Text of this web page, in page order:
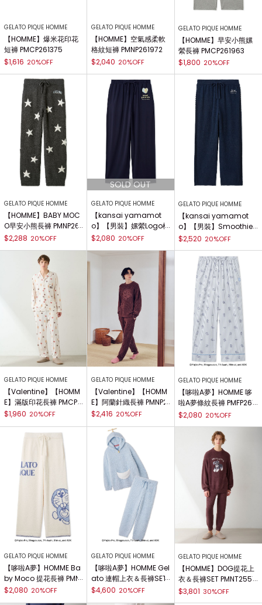
GELATO PIQUE HOMME
【HOMME】爆米花印花
短褲 PMCP261375
$1,616 20%OFF
GELATO PIQUE HOMME
【HOMME】空氣感柔軟
格紋短褲 PMNP261972
$2,040 20%OFF
GELATO PIQUE HOMME
【HOMME】早安小熊嫘
縈長褲 PMCP261963
$1,800 20%OFF
GELATO PIQUE HOMME
【HOMME】BABY MOC
O早安小熊長褲 PMNP261
925
$2,288 20%OFF
GELATO PIQUE HOMME
【kansai yamamot
o】【男裝】嫘縈Logo標
誌長褲 PMCP261243
$2,080 20%OFF
GELATO PIQUE HOMME
【kansai yamamot
o】【男裝】Smoothie
提花長褲 PMNP261027
$2,520 20%OFF
GELATO PIQUE HOMME
【Valentine】【HOMM
E】滿版印花長褲 PMCP2
61345
$1,960 20%OFF
GELATO PIQUE HOMME
【Valentine】【HOMM
E】阿蘭針織長褲 PMNP2
61050
$2,416 20%OFF
GELATO PIQUE HOMME
【哆啦A夢】HOMME 哆
啦A夢條紋長褲 PMFP261
939
$2,080 20%OFF
GELATO PIQUE HOMME
【哆啦A夢】HOMME Ba
by Moco 提花長褲 PMN
P261948
$2,080 20%OFF
GELATO PIQUE HOMME
【哆啦A夢】HOMME Gel
ato 連帽上衣＆長褲SET
PMNT261002
$4,600 20%OFF
GELATO PIQUE HOMME
【HOMME】DOG提花上
衣＆長褲SET PMNT2551
02
$3,801 30%OFF